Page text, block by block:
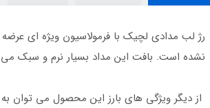
رژ لب مدادی لچیک با فرمولاسیون ویژه ای
نشده است. بافت این مداد بسیار نرم و سبک
از دیگر ویژگی های بارز این محصول می توان